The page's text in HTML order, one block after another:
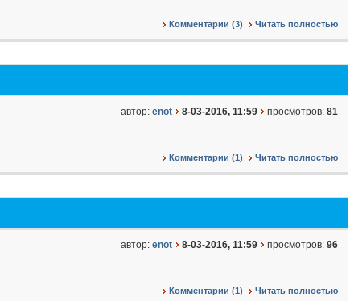
Комментарии (3) Читать полностью
автор: enot 8-03-2016, 11:59 просмотров: 81
Комментарии (1) Читать полностью
автор: enot 8-03-2016, 11:59 просмотров: 96
Комментарии (1) Читать полностью